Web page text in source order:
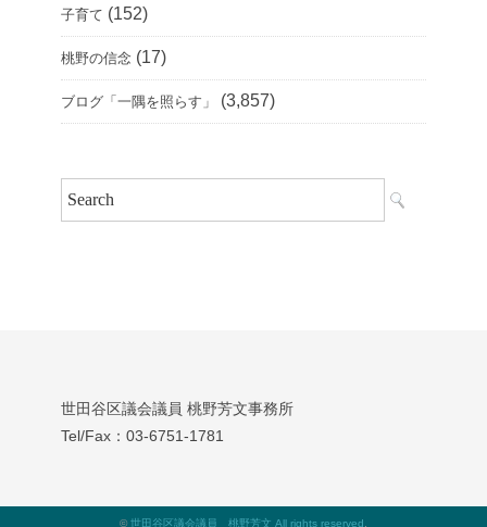
子育て (152)
桃野の信念 (17)
ブログ「一隅を照らす」 (3,857)
世田谷区議会議員 桃野芳文事務所
Tel/Fax：03‐6751‐1781
©世田谷区議会議員 桃野芳文 All rights reserved